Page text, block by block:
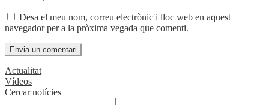
Desa el meu nom, correu electrònic i lloc web en aquest
navegador per a la pròxima vegada que comenti.
Actualitat
Vídeos
Cercar notícies